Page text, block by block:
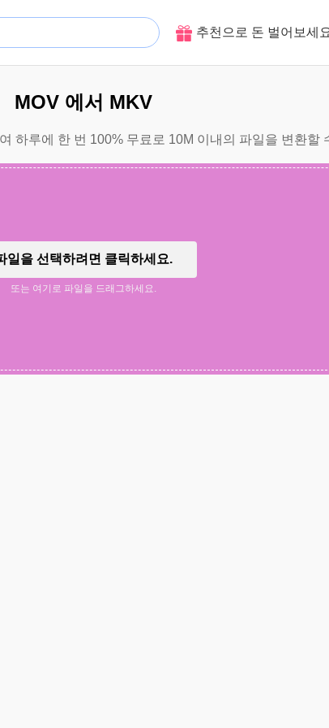
추천으로 돈 벌어보세
MOV 에서 MKV
하루에 한 번 100% 무료로 10M 이내의 파일을 변환할
일을 선택하려면 클릭하세요.
또는 여기로 파일을 드래그하세요.